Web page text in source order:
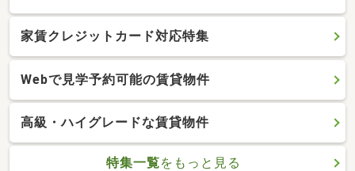
家賃クレジットカード対応特集
Webで見学予約可能の賃貸物件
高級・ハイグレードな賃貸物件
特集一覧をもっと見る